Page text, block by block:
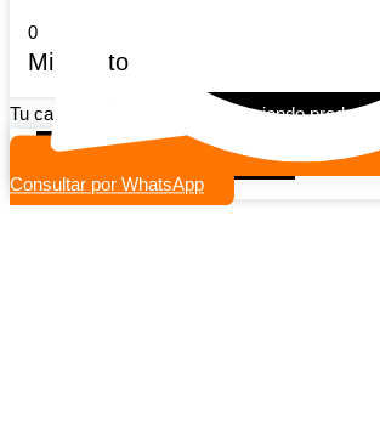
0
Mi carrito
Tu carrito esta vacio Seguir viendo productos
Continuar comprando
Consultar por WhatsApp